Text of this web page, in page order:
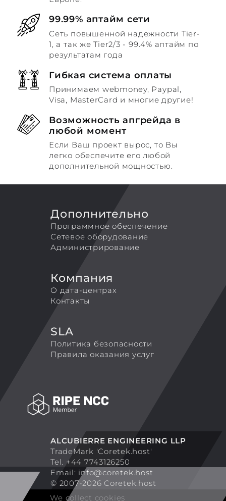
99.99% аптайм сети
Сеть повышенной надежности Tier-
1, а так же Tier2/3 - 99.4% аптайм по
результатам года
Гибкая система оплаты
Принимаем webmoney, Paypal,
Visa, MasterCard и многие другие!
Возможность апгрейда в
любой момент
Если Ваш проект вырос, то Вы
легко обеспечите его любой
дополнительной мощностью.
ALCUBIERRE ENGINEERING LLP
TradeMark 'Coretek.host'
Tel. +44 7743126250
Email: info@coretek.host
© 2007-2026 Coretek.host
Дополнительно
Программное обеспечение
Сетевое оборудование
Администрирование
Компания
О дата-центрах
Контакты
SLA
Политика безопасности
Правила оказания услуг
We collect cookies